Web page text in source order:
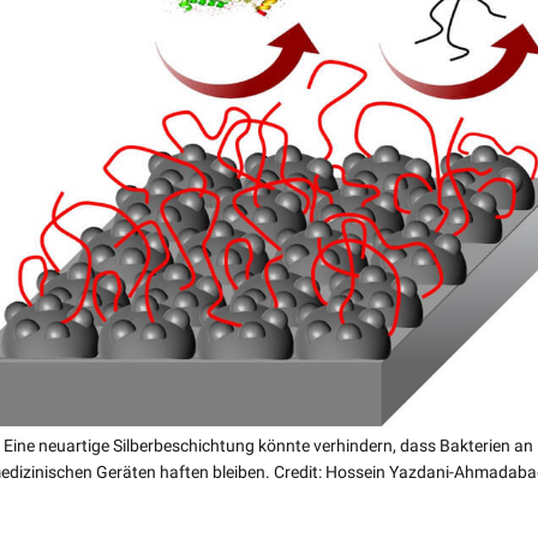
Eine neuartige Silberbeschichtung könnte verhindern, dass Bakterien an
Geräten haften bleiben. Credit: Hossein Yazdani-